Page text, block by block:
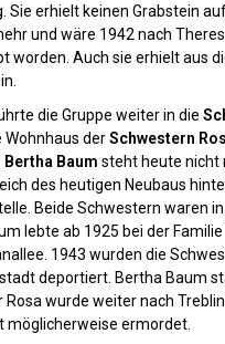
Sie erhielt keinen Grabstein
und wäre 1942 nach
worden. Auch sie erhielt aus
die Gruppe weiter in die
Wohnhaus derSchwestern
Bertha Baum steht heute nicht
des heutigen Neubaus
Beide Schwestern waren
lebte ab 1925 bei der
1943 wurden die
deportiert. Bertha Baum
Rosa wurde weiter nach
möglicherweise ermordet.